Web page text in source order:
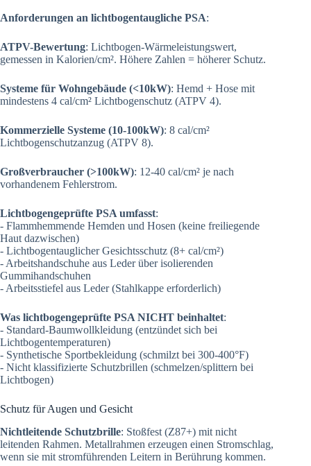
Anforderungen an lichtbogentaugliche PSA:
ATPV-Bewertung: Lichtbogen-Wärmeleistungswert,
gemessen in Kalorien/cm². Höhere Zahlen = höherer Schutz.
Systeme für Wohngebäude (<10kW): Hemd + Hose mit
mindestens 4 cal/cm² Lichtbogenschutz (ATPV 4).
Kommerzielle Systeme (10-100kW): 8 cal/cm²
Lichtbogenschutzanzug (ATPV 8).
Großverbraucher (>100kW): 12-40 cal/cm² je nach
vorhandenem Fehlerstrom.
Lichtbogengeprüfte PSA umfasst:
- Flammhemmende Hemden und Hosen (keine freiliegende
Haut dazwischen)
- Lichtbogentauglicher Gesichtsschutz (8+ cal/cm²)
- Arbeitshandschuhe aus Leder über isolierenden
Gummihandschuhen
- Arbeitsstiefel aus Leder (Stahlkappe erforderlich)
Was lichtbogengeprüfte PSA NICHT beinhaltet:
- Standard-Baumwollkleidung (entzündet sich bei
Lichtbogentemperaturen)
- Synthetische Sportbekleidung (schmilzt bei 300-400°F)
- Nicht klassifizierte Schutzbrillen (schmelzen/splittern bei
Lichtbogen)
Schutz für Augen und Gesicht
Nichtleitende Schutzbrille: Stoßfest (Z87+) mit nicht
leitenden Rahmen. Metallrahmen erzeugen einen Stromschlag,
wenn sie mit stromführenden Leitern in Berührung kommen.